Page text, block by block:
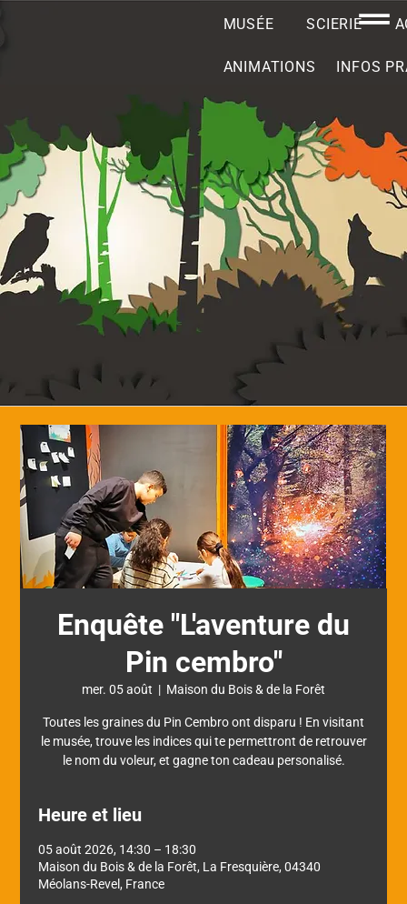
MUSÉE SCIERIE
ANIMATIONS INFOS
Enquête "L'aventure du
Pin cembro"
mer. 05 août
  |
Maison du Bois & de la Forêt
Toutes les graines du Pin Cembro ont disparu ! En visitant
le musée, trouve les indices qui te permettront de retrouver
le nom du voleur, et gagne ton cadeau personalisé.
Heure et lieu
05 août 2026, 14:30 – 18:30
Maison du Bois & de la Forêt, La Fresquière, 04340
Méolans-Revel, France